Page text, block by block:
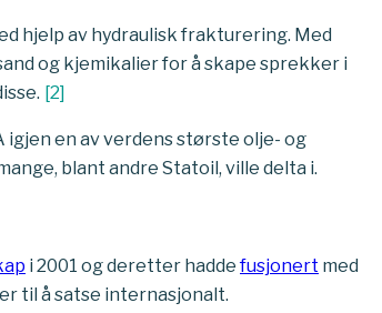
hjelp av hydraulisk frakturering. Med
og kjemikalier for å skape sprekker i
[2]
igjen en av verdens største olje- og
blant andre Statoil, ville delta i.
i 2001 og deretter haddefusjonert med
til å satse internasjonalt.